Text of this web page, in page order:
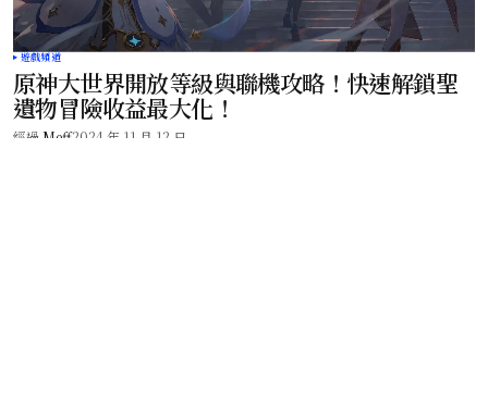
遊戲頻道
原神大世界開放等級與聯機攻略！快速解鎖聖
遺物冒險收益最大化！
經過 Meff2024 年 11 月 12 日